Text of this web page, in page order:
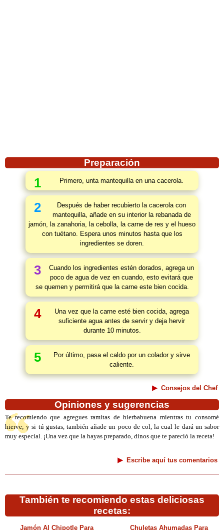
Preparación
1 Primero, unta mantequilla en una cacerola.
2
Después de haber recubierto la cacerola con
mantequilla, añade en su interior la rebanada de
jamón, la zanahoria, la cebolla, la carne de res y el hueso
con tuétano. Espera unos minutos hasta que los
ingredientes se doren.
3
Cuando los ingredientes estén dorados, agrega un
poco de agua de vez en cuando, esto evitará que
se quemen y permitirá que la carne este bien cocida.
4
Una vez que la carne esté bien cocida, agrega
suficiente agua antes de servir y deja hervir
durante 10 minutos.
5
Por último, pasa el caldo por un colador y sirve
caliente.
Consejos del Chef
Opiniones y sugerencias
Te recomiendo que agregues ramitas de hierbabuena mientras tu consomé
hierve; y si tú gustas, también añade un poco de col, la cual le dará un sabor
muy especial. ¡Una vez que la hayas preparado, dinos que te pareció la receta!
Escribe aquí tus comentarios
También te recomiendo estas deliciosas
recetas:
Jamón Al Chipotle Para
Chuletas Ahumadas Para